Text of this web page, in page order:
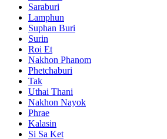
Saraburi
Lamphun
Suphan Buri
Surin
Roi Et
Nakhon Phanom
Phetchaburi
Tak
Uthai Thani
Nakhon Nayok
Phrae
Kalasin
Si Sa Ket